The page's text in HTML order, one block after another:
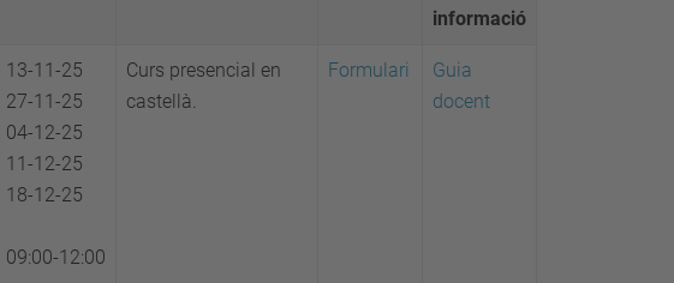
informació
13-11-25
27-11-25
04-12-25
11-12-25
18-12-25
09:00-12:00
Curs presencial en
castellà.
Formulari
Guia
docent